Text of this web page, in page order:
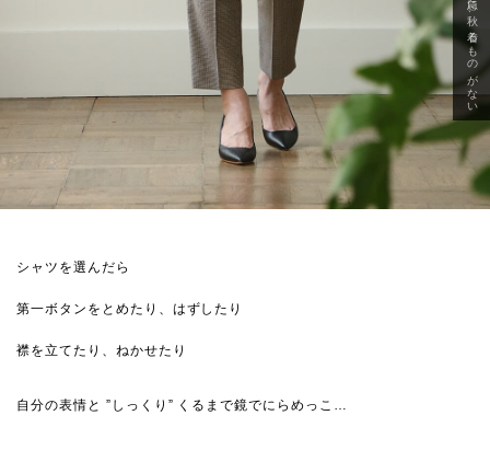
シャツを選んだら
第一ボタンをとめたり、はずしたり
襟を立てたり、ねかせたり
自分の表情と ”しっくり” くるまで鏡でにらめっこ…
急に秋、着るものがない